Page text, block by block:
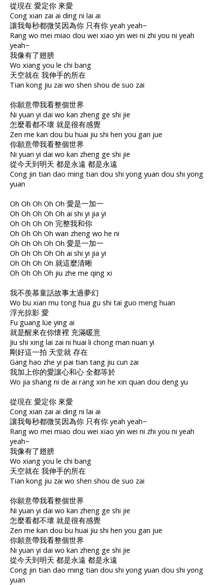
從現在 愛定你 來愛
Cong xian zai ai ding ni lai ai
讓我每秒都微笑因為你 只有你 yeah yeah~
Rang wo mei miao dou wei xiao yin wei ni zhi you ni yeah
yeah~
我像有了翅膀
Wo xiang you le chi bang
天空就在 我伸手的所在
Tian kong jiu zai wo shen shou de suo zai
你願意帶我看整個世界
Ni yuan yi dai wo kan zheng ge shi jie
怎麼看都不壞 就是很有感覺
Zen me kan dou bu huai jiu shi hen you gan jue
你願意帶我看整個世界
Ni yuan yi dai wo kan zheng ge shi jie
從今天到明天 都是永遠 都是永遠
Cong jin tian dao ming tian dou shi yong yuan dou shi yong
yuan
Oh Oh Oh Oh Oh 愛是一加一
Oh Oh Oh Oh Oh ai shi yi jia yi
Oh Oh Oh Oh 完整我和你
Oh Oh Oh Oh wan zheng wo he ni
Oh Oh Oh Oh Oh 愛是一加一
Oh Oh Oh Oh Oh ai shi yi jia yi
Oh Oh Oh Oh 就這麼清晰
Oh Oh Oh Oh jiu zhe me qing xi
我不羨慕童話故事太過夢幻
Wo bu xian mu tong hua gu shi tai guo meng huan
浮光掠影 愛
Fu guang lüe ying ai
就是醒來在你懷裡 充滿暖意
Jiu shi xing lai zai ni huai li chong man nuan yi
剛好這一拍 天堂就 存在
Gang hao zhe yi pai tian tang jiu cun zai
我加上你的愛讓心和心 全都等於
Wo jia shang ni de ai rang xin he xin quan dou deng yu
從現在 愛定你 來愛
Cong xian zai ai ding ni lai ai
讓我每秒都微笑因為你 只有你 yeah yeah~
Rang wo mei miao dou wei xiao yin wei ni zhi you ni yeah
yeah~
我像有了翅膀
Wo xiang you le chi bang
天空就在 我伸手的所在
Tian kong jiu zai wo shen shou de suo zai
你願意帶我看整個世界
Ni yuan yi dai wo kan zheng ge shi jie
怎麼看都不壞 就是很有感覺
Zen me kan dou bu huai jiu shi hen you gan jue
你願意帶我看整個世界
Ni yuan yi dai wo kan zheng ge shi jie
從今天到明天 都是永遠 都是永遠
Cong jin tian dao ming tian dou shi yong yuan dou shi yong
yuan